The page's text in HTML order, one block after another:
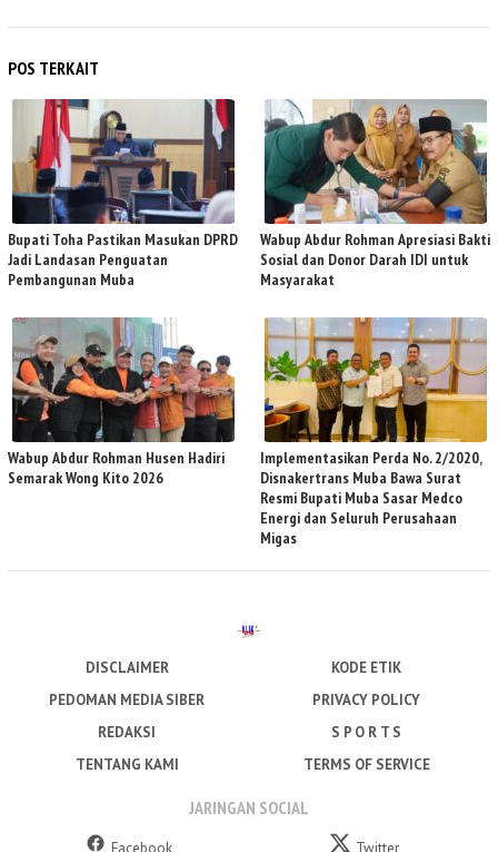
POS TERKAIT
Bupati Toha Pastikan Masukan DPRD
Jadi Landasan Penguatan
Pembangunan Muba
Wabup Abdur Rohman Apresiasi Bakti
Sosial dan Donor Darah IDI untuk
Masyarakat
Wabup Abdur Rohman Husen Hadiri
Semarak Wong Kito 2026
Implementasikan Perda No. 2/2020,
Disnakertrans Muba Bawa Surat
Resmi Bupati Muba Sasar Medco
Energi dan Seluruh Perusahaan
Migas
DISCLAIMER
KODE ETIK
PEDOMAN MEDIA SIBER
PRIVACY POLICY
REDAKSI
S P O R T S
TENTANG KAMI
TERMS OF SERVICE
JARINGAN SOCIAL